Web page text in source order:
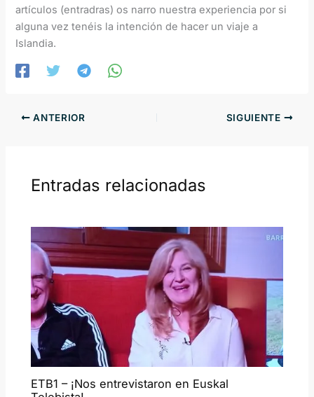
artículos (entradras) os narro nuestra experiencia por si
alguna vez tenéis la intención de hacer un viaje a
Islandia.
ANTERIOR SIGUIENTE
Entradas relacionadas
ETB1 – ¡Nos entrevistaron en Euskal